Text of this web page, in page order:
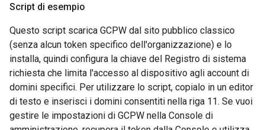
Script di esempio
Questo script scarica GCPW dal sito pubblico classico
(senza alcun token specifico dell'organizzazione) e lo
installa, quindi configura la chiave del Registro di sistema
richiesta che limita l'accesso al dispositivo agli account di
domini specifici. Per utilizzare lo script, copialo in un editor
di testo e inserisci i domini consentiti nella riga 11. Se vuoi
gestire le impostazioni di GCPW nella Console di